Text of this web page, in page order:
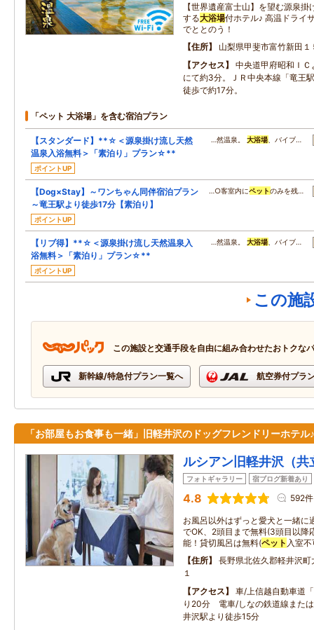
【世界遺産富士山】を望む源泉
する大浴場付ホテル♪ 高温ドライ
でととのう！
住所
山梨県甲斐市富竹新田１
アクセス
中央道甲府昭和Ｉ
にて約3分。ＪＲ中央本線「竜王
徒歩で約17分。
「ペット 大浴場」を含む宿泊プラン
【スタンダード】**☆＜源泉掛け流し天然
温泉入浴無料＞「素泊り」プラン☆**
ポイントUP
…然温泉。大浴場 、バイブ…
【Dog×Stay】～ワンちゃん同伴宿泊プラン
～竜王駅より徒歩17分【素泊り】
ポイントUP
…○客室内にペットのみを残…
【リブ得】**☆＜源泉掛け流し天然温泉入
浴無料＞「素泊り」プラン☆**
ポイントUP
…然温泉。大浴場 、バイブ…
この施
この施設と交通手段を自由に組み合わせたおトクな
新幹線/特急付プラン一覧へ 航空券付プラ
「お部屋もお食事も一緒」旧軽井沢のドッグフレンドリーホテル♪
ルシアン旧軽井沢（共
フォトギャラリー 宿ブログ新着あり
4.8 592件
お風呂以外はずっと愛犬と一緒に
でOK、2頭目まで無料(3頭目以降
能！貸切風呂は無料(ペット 入室
住所
長野県北佐久郡軽井沢
１
アクセス
車/上信越自動車道
り20分 電車/しなの鉄道線また
井沢駅より徒歩15分